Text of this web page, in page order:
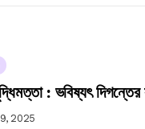
: ভবিষ্যৎ দিগন্তের
2025